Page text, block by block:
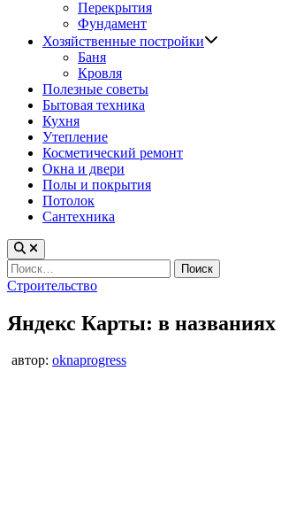
Перекрытия
Фундамент
Хозяйственные постройки
Баня
Кровля
Полезные советы
Бытовая техника
Кухня
Утепление
Косметический ремонт
Окна и двери
Полы и покрытия
Потолок
Сантехника
Найти:
Опубликовано
Строительство
Яндекс Карты: в названиях
автор: oknaprogress